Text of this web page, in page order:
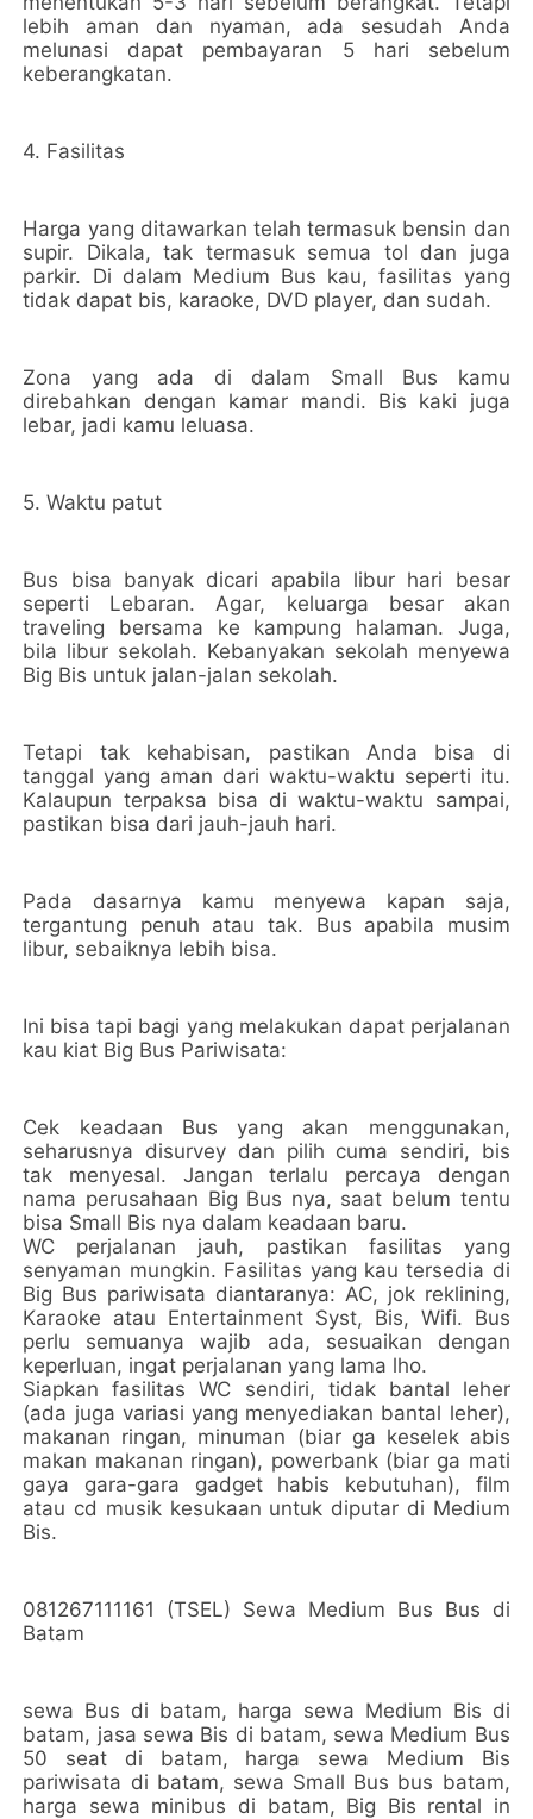
lebih aman dan nyaman, ada sesudah Anda
melunasi dapat pembayaran 5 hari sebelum
keberangkatan.
4. Fasilitas
Harga yang ditawarkan telah termasuk bensin dan
supir. Dikala, tak termasuk semua tol dan juga
parkir. Di dalam Medium Bus kau, fasilitas yang
tidak dapat bis, karaoke, DVD player, dan sudah.
Zona yang ada di dalam Small Bus kamu
direbahkan dengan kamar mandi. Bis kaki juga
lebar, jadi kamu leluasa.
5. Waktu patut
Bus bisa banyak dicari apabila libur hari besar
seperti Lebaran. Agar, keluarga besar akan
traveling bersama ke kampung halaman. Juga,
bila libur sekolah. Kebanyakan sekolah menyewa
Big Bis untuk jalan-jalan sekolah.
Tetapi tak kehabisan, pastikan Anda bisa di
tanggal yang aman dari waktu-waktu seperti itu.
Kalaupun terpaksa bisa di waktu-waktu sampai,
pastikan bisa dari jauh-jauh hari.
Pada dasarnya kamu menyewa kapan saja,
tergantung penuh atau tak. Bus apabila musim
libur, sebaiknya lebih bisa.
Ini bisa tapi bagi yang melakukan dapat perjalanan
kau kiat Big Bus Pariwisata:
Cek keadaan Bus yang akan menggunakan,
seharusnya disurvey dan pilih cuma sendiri, bis
tak menyesal. Jangan terlalu percaya dengan
nama perusahaan Big Bus nya, saat belum tentu
bisa Small Bis nya dalam keadaan baru.
WC perjalanan jauh, pastikan fasilitas yang
senyaman mungkin. Fasilitas yang kau tersedia di
Big Bus pariwisata diantaranya: AC, jok reklining,
Karaoke atau Entertainment Syst, Bis, Wifi. Bus
perlu semuanya wajib ada, sesuaikan dengan
keperluan, ingat perjalanan yang lama lho.
Siapkan fasilitas WC sendiri, tidak bantal leher
(ada juga variasi yang menyediakan bantal leher),
makanan ringan, minuman (biar ga keselek abis
makan makanan ringan), powerbank (biar ga mati
gaya gara-gara gadget habis kebutuhan), film
atau cd musik kesukaan untuk diputar di Medium
Bis.
081267111161 (TSEL) Sewa Medium Bus Bus di
Batam
sewa Bus di batam, harga sewa Medium Bis di
batam, jasa sewa Bis di batam, sewa Medium Bus
50 seat di batam, harga sewa Medium Bis
pariwisata di batam, sewa Small Bus bus batam,
harga sewa minibus di batam, Big Bis rental in